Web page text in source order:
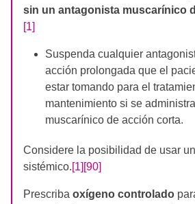
sin un antagonista muscarínico
[1]
Suspenda cualquier
acción prolongada que el
estar tomando para el
mantenimiento si se
muscarínico de acción corta.
Considere la posibilidad de usar un
sistémico.[1] [90]
Prescriba oxígeno controlado